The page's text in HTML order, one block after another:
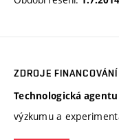
ZDROJE FINANCOVÁNÍ
Technologická
výzkumu a